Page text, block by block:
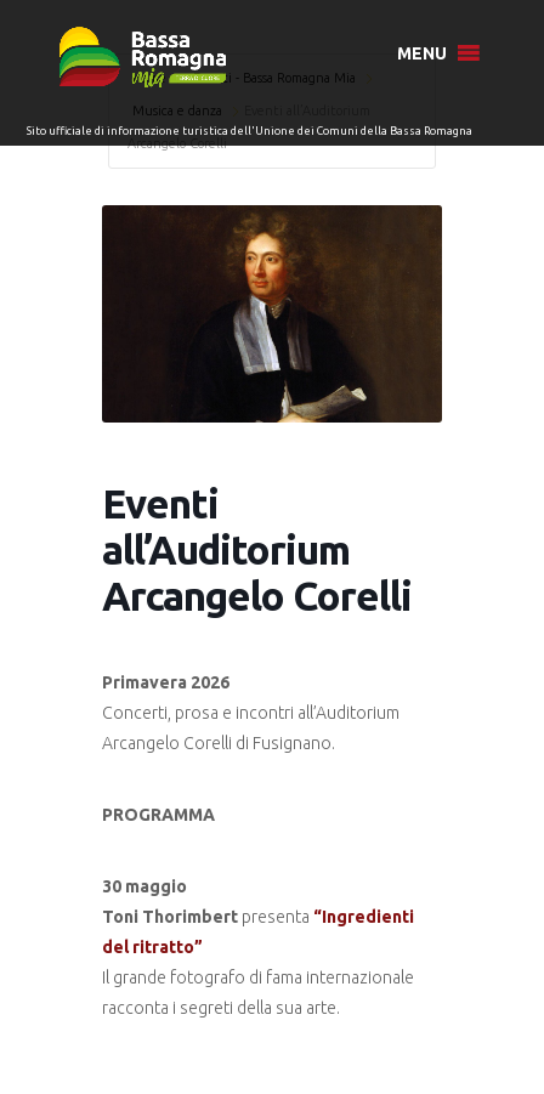
MENU
Home Eventi - Bassa Romagna Mia
Musica e danza
Arcangelo Corelli
Eventi
all’Auditorium
Arcangelo Corelli
Primavera 2026
Concerti, prosa e incontri all’Auditorium
Arcangelo Corelli di Fusignano.
PROGRAMMA
30 maggio
Toni Thorimbert presenta “Ingredienti
del ritratto”
Il grande fotografo di fama internazionale
racconta i segreti della sua arte.